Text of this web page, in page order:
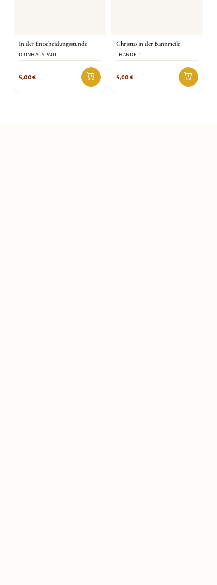
In der Entscheidungsstunde
DRINHAUS PAUL
5,00€
Christus in der Bannmeile
LHANDE P.
5,00€